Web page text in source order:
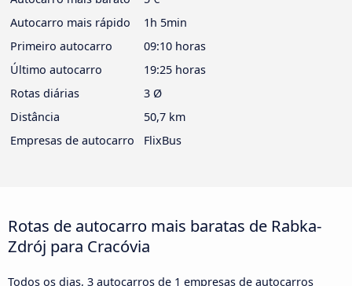
Autocarro mais rápido
1h 5min
Primeiro autocarro
09:10 horas
Último autocarro
19:25 horas
Rotas diárias
3 Ø
Distância
50,7 km
Empresas de autocarro
FlixBus
Rotas de autocarro mais baratas de Rabka-
Zdrój para Cracóvia
Todos os dias, 3 autocarros de 1 empresas de autocarros